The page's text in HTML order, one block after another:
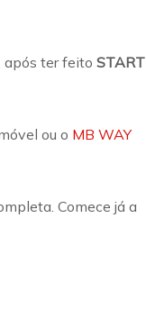
após ter feito START
ou o MB WAY
Comece já a